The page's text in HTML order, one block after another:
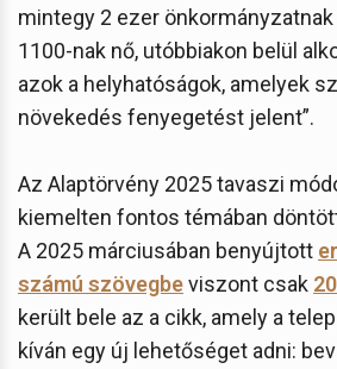
mintegy 2 ezer
1100-nak nő, utóbbiakon belül
azok a helyhatóságok, amelyek
növekedés fenyegetést jelent”.
Az Alaptörvény 2025 tavaszi
kiemelten fontos témában
A 2025 márciusában benyújtott
számú szövegbeviszont csak
került bele az a cikk, amely a
kíván egy új lehetőséget adni: